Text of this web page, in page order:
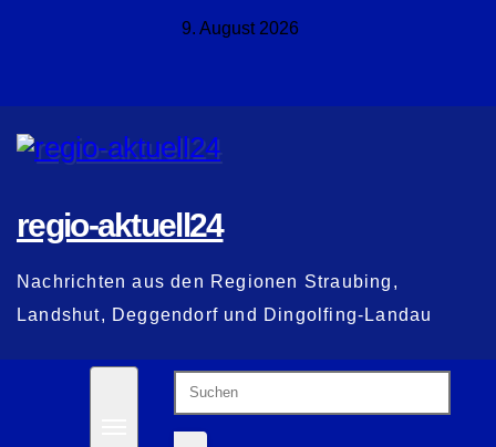
9. August 2026
regio-aktuell24
Nachrichten aus den Regionen Straubing,
Landshut, Deggendorf und Dingolfing-Landau